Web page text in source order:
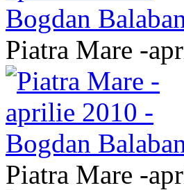
Piatra Mare -
Piatra Mare -